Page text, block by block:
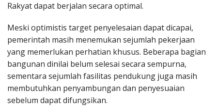
Rakyat dapat berjalan secara optimal.
Meski optimistis target penyelesaian dapat dicapai,
pemerintah masih menemukan sejumlah pekerjaan
yang memerlukan perhatian khusus. Beberapa bagian
bangunan dinilai belum selesai secara sempurna,
sementara sejumlah fasilitas pendukung juga masih
membutuhkan penyambungan dan penyesuaian
sebelum dapat difungsikan.